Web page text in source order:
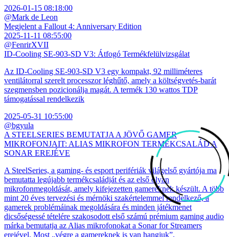
2026-01-15 08:18:00
@Mark de Leon
Megjelent a Fallout 4: Anniversary Edition
2025-11-11 08:55:00
@FenrirXVII
ID-Cooling SE-903-SD V3: Átfogó Termékfelülvizsgálat
Az ID-Cooling SE-903-SD V3 egy kompakt, 92 milliméteres
ventilátorral szerelt processzor léghűtő, amely a költségvetés-barát
szegmensben pozicionálja magát. A termék 130 wattos TDP
támogatással rendelkezik
2025-05-31 10:55:00
@bgyula
A STEELSERIES BEMUTATJA A JÖVŐ GAMER
MIKROFONJAIT: ALIAS MIKROFON TERMÉKCSALÁD A
SONAR EREJÉVE
A SteelSeries, a gaming- és esport perifériák világelső gyártója ma
bemutatta legújabb termékcsaládját és az első olyan
mikrofonmegoldását, amely kifejezetten gamereknek készült. A több
mint 20 éves tervezési és mérnöki szakértelemmel rendelkező, a
gamerek problémáinak megoldására és minden játékmenet
dicsőségessé tételére szakosodott első számú prémium gaming audio
márka bemutatja az Alias mikrofonokat a Sonar for Streamers
erejével. Most „végre a gamereknek is van hangjuk”.